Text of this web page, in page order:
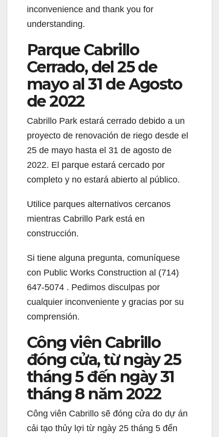
d
e
o
inconvenience and thank you for
understanding.
Parque Cabrillo
Cerrado, del 25 de
mayo al 31 de Agosto
de 2022
Cabrillo Park estará cerrado debido a un
proyecto de renovación de riego desde el
25 de mayo hasta el 31 de agosto de
2022. El parque estará cercado por
completo y no estará abierto al público.
Utilice parques alternativos cercanos
mientras Cabrillo Park está en
construcción.
Si tiene alguna pregunta, comuníquese
con Public Works Construction al (714)
647-5074 . Pedimos disculpas por
cualquier inconveniente y gracias por su
comprensión.
Công viên Cabrillo
đóng cửa, từ ngày 25
tháng 5 đến ngày 31
tháng 8 năm 2022
Công viên Cabrillo sẽ đóng cửa do dự án
cải tạo thủy lợi từ ngày 25 tháng 5 đến